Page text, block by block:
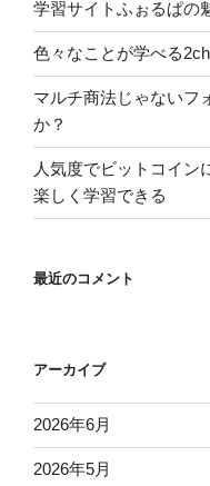
な
の？
そ
の
疑
問
に
答
す”
学習サイトふぉるぱの
色々なことが学べる
マルチ商法じゃないフ
か？
人気度でビットコイン
楽しく学習できる
最近のコメント
アーカイブ
2026年6月
2026年5月